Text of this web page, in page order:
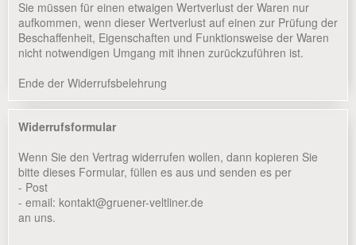
Sie müssen für einen etwaigen Wertverlust der Waren nur
aufkommen, wenn dieser Wertverlust auf einen zur Prüfung der
Beschaffenheit, Eigenschaften und Funktionsweise der Waren
nicht notwendigen Umgang mit ihnen zurückzuführen ist.
Ende der Widerrufsbelehrung
Widerrufsformular
Wenn Sie den Vertrag widerrufen wollen, dann kopieren Sie
bitte dieses Formular, füllen es aus und senden es per
- Post
- email: kontakt@gruener-veltliner.de
an uns.